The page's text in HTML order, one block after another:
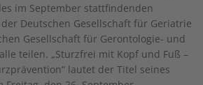
im September stattfindenden
Deutschen Gesellschaft für Geriatrie
Gesellschaft für Gerontologie- und
teilen. „Sturzfrei mit Kopf und Fuß –
lautet der Titel seines